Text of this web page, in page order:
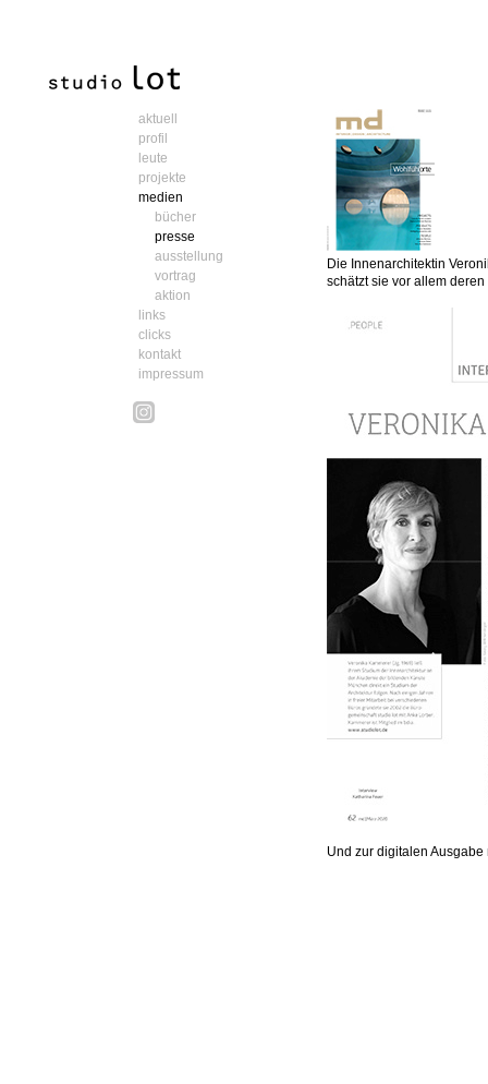
aktuell
profil
leute
projekte
medien
bücher
presse
ausstellung
vortrag
aktion
links
clicks
kontakt
impressum
Die Innenarchitektin
schätzt sie vor allem
Und zur digitalen